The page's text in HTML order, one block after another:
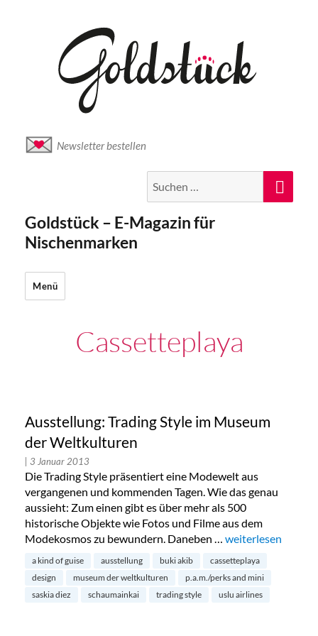
Newsletter bestellen
nach:
Goldstück – E-Magazin für
Nischenmarken
Menü
Cassetteplaya
Ausstellung: Trading Style im Museum
der Weltkulturen
| 3 Januar 2013
Die Trading Style präsentiert eine Modewelt aus
vergangenen und kommenden Tagen. Wie das genau
aussieht: Zum einen gibt es über mehr als 500
historische Objekte wie Fotos und Filme aus dem
Modekosmos zu bewundern. Daneben … „Ausstellung:
weiterlesen
a kind of guise ausstellung buki akib
cassetteplaya
design
museum der weltkulturen
p.a.m./perks and mini
saskia diez
schaumainkai trading style uslu airlines